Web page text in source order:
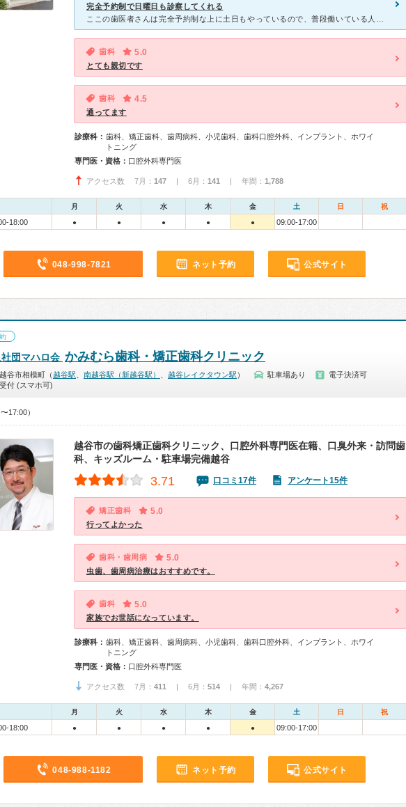
完全予約制で日曜日も診察してくれる
歯科 5.0
とても親切です
歯科 4.5
通ってます
診療科： 歯科、矯正歯科、歯周病科、小児歯科、歯科口腔外科、インプラント、ホワイ
トニング
専門医・資格： 口腔外科専門医
アクセス数 7月： 147 | 6月： 141 | 年間： 1,788
月 火 水 木 金 土 日 祝
18:00 ● ● ● ● ● 09:00-17:00
048-998-7821 ネット予約 公式サイト
団マハロ会 かみむら歯科・矯正歯科クリニック
谷市相模町（越谷駅 南越谷駅（新越谷駅） 越谷レイクタウン駅 ） 駐車場あり
電子決済可
付 (スマホ可)
17:00）
越谷市の歯科矯正歯科クリニック、口腔外科専門医在籍、口臭外来・訪問歯
科、キッズルーム・駐車場完備越谷
3.71 口コミ17件 アンケート15件
矯正歯科 5.0
行ってよかった
歯科・歯周病 5.0
虫歯、歯周病治療はおすすめです。
歯科 5.0
家族でお世話になっています。
診療科： 歯科、矯正歯科、歯周病科、小児歯科、歯科口腔外科、インプラント、ホワイ
トニング
専門医・資格： 口腔外科専門医
アクセス数 7月： 411 | 6月： 514 | 年間： 4,267
月 火 水 木 金 土 日 祝
18:00 ● ● ● ● ● 09:00-17:00
048-988-1182 ネット予約 公式サイト